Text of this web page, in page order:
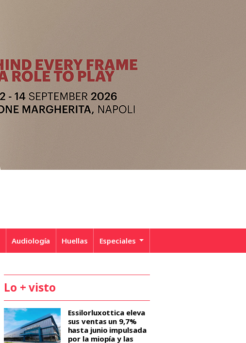
Audiología Huellas Especiales
Lo + visto
Essilorluxottica eleva
sus ventas un 9,7%
hasta junio impulsada
por la miopía y las